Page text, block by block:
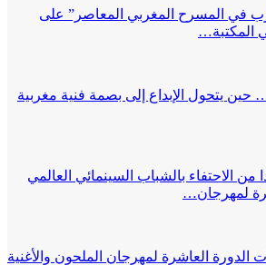
في المسرح المغربي المعاصر” على
المكتبة…
يتحول الإبداع إلى بصمة فنية مغربية
من الاحتفاء بالشباب السينمائي العالمي
لمهرجان…
العاشرة لمهرجان الملحون والأغنية